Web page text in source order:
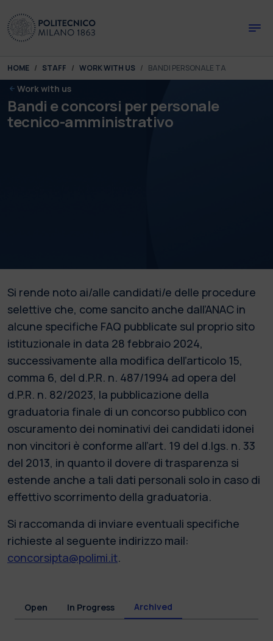
You are here:
HOME STAFF WORK WITH US BANDI PERSONALE TA
Work with us
Bandi e concorsi per personale
tecnico-amministrativo
Si rende noto ai/alle candidati/e delle procedure
selettive che, come sancito anche dall’ANAC in
alcune specifiche FAQ pubblicate sul proprio sito
istituzionale in data 28 febbraio 2024,
successivamente alla modifica dell’articolo 15,
comma 6, del d.P.R. n. 487/1994 ad opera del
d.P.R. n. 82/2023, la pubblicazione della
graduatoria finale di un concorso pubblico con
oscuramento dei nominativi dei candidati idonei
non vincitori è conforme all’art. 19 del d.lgs. n. 33
del 2013, in quanto il dovere di trasparenza si
estende anche a tali dati personali solo in caso di
effettivo scorrimento della graduatoria.
Si raccomanda di inviare eventuali specifiche
richieste al seguente indirizzo mail:
concorsipta@polimi.it.
Open In Progress Archived